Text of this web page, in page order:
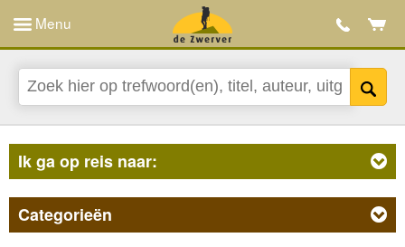
Menu
Ik ga op reis naar:
Categorieën